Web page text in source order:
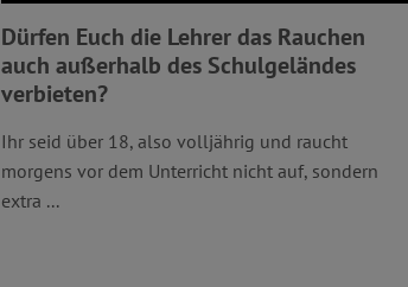
Dürfen Euch die Lehrer das Rauchen
auch außerhalb des Schulgeländes
verbieten?
Ihr seid über 18, also volljährig und raucht
morgens vor dem Unterricht nicht auf, sondern
extra ...